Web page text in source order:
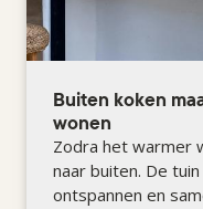
Buiten koken
wonen
Zodra het warmer
naar buiten. De
ontspannen en